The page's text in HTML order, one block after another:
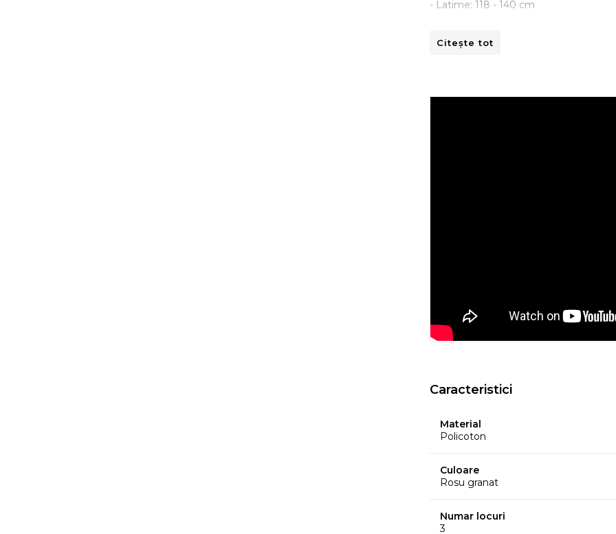
- Latime: 118 - 140 cm
Instructiuni de spalare:
este un brand spaniol de
huselor pentru mobilier. Creativitatea,
Citește tot
Caracteristici
Material
Policoton
Culoare
Rosu granat
Numar locuri
3